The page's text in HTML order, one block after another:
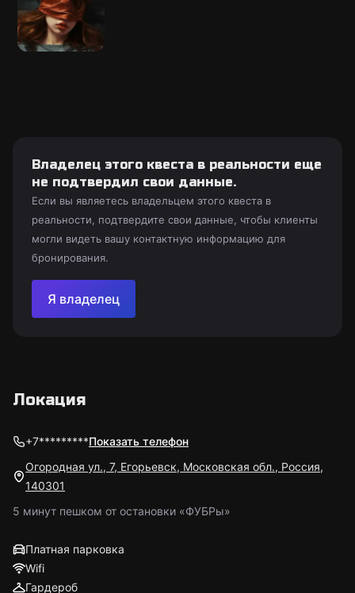
Владелец этого квеста в реальности еще
не подтвердил свои данные.
Если вы являетесь владельцем этого квеста в
реальности, подтвердите свои данные, чтобы клиенты
могли видеть вашу контактную информацию для
бронирования.
Я владелец
Локация
+7*********Показать телефон
Огородная ул., 7, Егорьевск, Московская обл., Россия,
140301
5 минут пешком от остановки «ФУБРы»
Платная парковка
Wifi
Гардероб